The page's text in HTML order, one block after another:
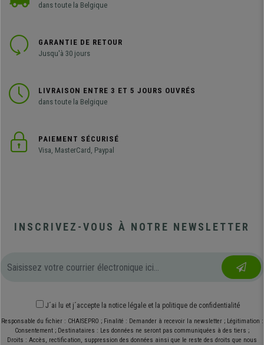
dans toute la Belgique
GARANTIE DE RETOUR
Jusqu'à 30 jours
LIVRAISON ENTRE 3 ET 5 JOURS OUVRÉS
dans toute la Belgique
PAIEMENT SÉCURISÉ
Visa, MasterCard, Paypal
INSCRIVEZ-VOUS À NOTRE NEWSLETTER
J´ai lu et j´accepte la notice légale et la politique de confidentialité
Responsable du fichier : CHAISEPRO ; Finalité : Demander à recevoir la newsletter ; Légitimation :
Consentement ; Destinataires : Les données ne seront pas communiquées à des tiers ;
Droits : Accès, rectification, suppression des données ainsi que le reste des droits que nous